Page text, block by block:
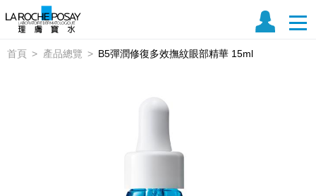
首頁 產品總覽 B5彈潤修復多效撫紋眼部精華 15ml